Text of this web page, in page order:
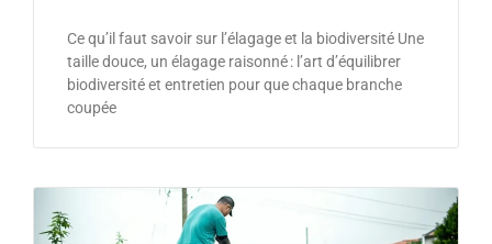
Ce qu’il faut savoir sur l’élagage et la biodiversité Une
taille douce, un élagage raisonné : l’art d’équilibrer
biodiversité et entretien pour que chaque branche
coupée